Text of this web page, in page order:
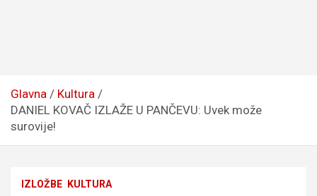
Glavna
Kultura
DANIEL KOVAČ IZLAŽE U PANČEVU: Uvek može
surovije!
IZLOŽBE KULTURA